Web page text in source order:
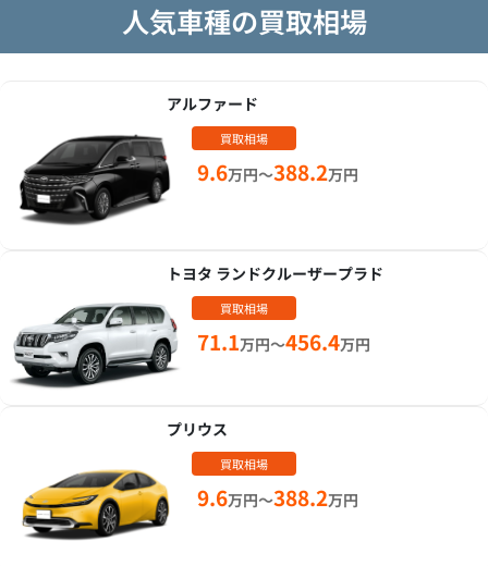
人気車種の買取相場
アルファード
買取相場
9.6万円～388.2万円
トヨタ ランドクルーザープラド
買取相場
71.1万円～456.4万円
プリウス
買取相場
9.6万円～388.2万円